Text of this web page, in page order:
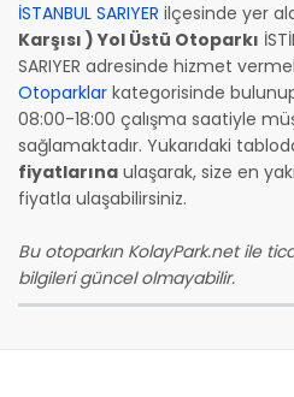
İSTANBUL SARIYER ilçesinde yer
Karşısı ) Yol Üstü Otoparkı
SARIYER adresinde hizmet
Otoparklar kategorisinde
08:00-18:00 çalışma saatiyle
sağlamaktadır. Yukarıdaki
fiyatlarına ulaşarak, size en
fiyatla ulaşabilirsiniz.
Bu otoparkın KolayPark.net ile
bilgileri güncel olmayabilir.